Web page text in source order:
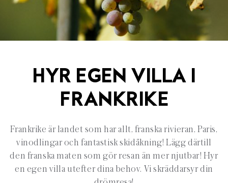
HYR EGEN VILLA I
FRANKRIKE
Frankrike är landet som har allt, franska rivieran, Paris,
vinodlingar och fantastisk skidåkning! Lägg därtill
den franska maten som gör resan än mer njutbar! Hyr
en egen villa utefter dina behov. Vi skräddarsyr din